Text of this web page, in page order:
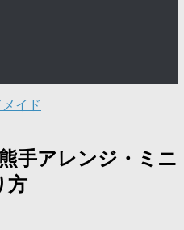
イド
手アレンジ・ミニ
方